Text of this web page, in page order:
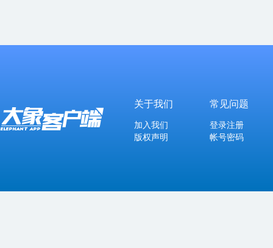
关于我们
加入我们
版权声明
常见问题
登录注册
帐号密码